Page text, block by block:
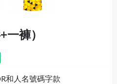
褲）
和人名號碼字款